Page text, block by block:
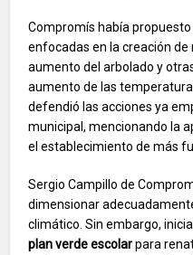
Compromís había
enfocadas en la creación de
aumento del arbolado y
aumento de las
defendió las acciones ya
municipal, mencionando la
el establecimiento de más
Sergio Campillo de
dimensionar
climático. Sin embargo,
plan verde escolarpara